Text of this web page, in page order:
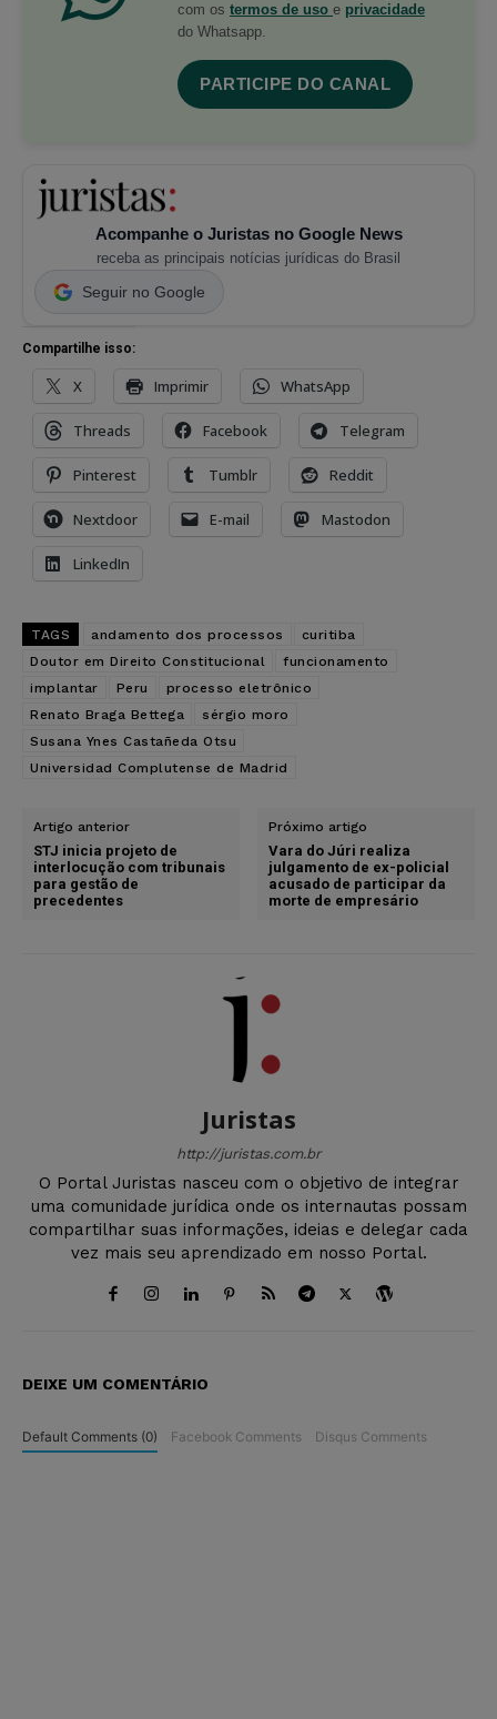
com os termos de uso e privacidade
do Whatsapp.
PARTICIPE DO CANAL
Acompanhe o Juristas no Google News
receba as principais notícias jurídicas do Brasil
Seguir no Google
Compartilhe isso:
X Imprimir WhatsApp
Threads Facebook Telegram
Pinterest Tumblr Reddit
Nextdoor E-mail Mastodon
LinkedIn
TAGS andamento dos processos
curitiba
Doutor em Direito Constitucional
funcionamento
implantar
Peru
processo eletrônico
Renato Braga Bettega
sérgio moro
Susana Ynes Castañeda Otsu
Universidad Complutense de Madrid
Artigo anterior
STJ inicia projeto de
interlocução com tribunais
para gestão de
precedentes
Próximo artigo
Vara do Júri realiza
julgamento de ex-policial
acusado de participar da
morte de empresário
Juristas
http://juristas.com.br
O Portal Juristas nasceu com o objetivo de integrar
uma comunidade jurídica onde os internautas possam
compartilhar suas informações, ideias e delegar cada
vez mais seu aprendizado em nosso Portal.
DEIXE UM COMENTÁRIO
Default Comments (0) Facebook Comments Disqus Comments